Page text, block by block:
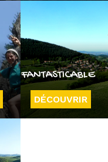
FANTASTICABLE
DÉCOUVRIR